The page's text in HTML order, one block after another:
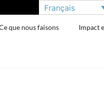
Français
que nous faisons Impact